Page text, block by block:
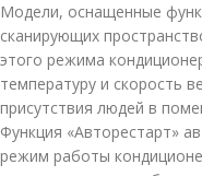
Модели, оснащенные
сканирующих
этого режима
температуру и скорость
присутствия людей в
Функция «Авторестарт»
режим работы